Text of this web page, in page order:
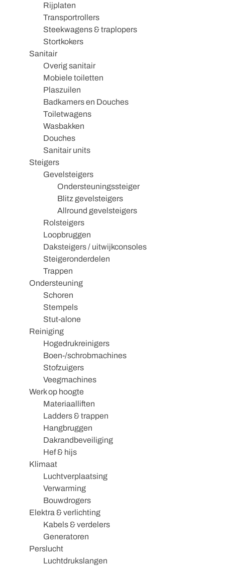
Rijplaten
Transportrollers
Steekwagens & traplopers
Stortkokers
Sanitair
Overig sanitair
Mobiele toiletten
Plaszuilen
Badkamers en Douches
Toiletwagens
Wasbakken
Douches
Sanitair units
Steigers
Gevelsteigers
Ondersteuningssteiger
Blitz gevelsteigers
Allround gevelsteigers
Rolsteigers
Loopbruggen
Daksteigers / uitwijkconsoles
Steigeronderdelen
Trappen
Ondersteuning
Schoren
Stempels
Stut-alone
Reiniging
Hogedrukreinigers
Boen-/schrobmachines
Stofzuigers
Veegmachines
Werk op hoogte
Materiaalliften
Ladders & trappen
Hangbruggen
Dakrandbeveiliging
Hef & hijs
Klimaat
Luchtverplaatsing
Verwarming
Bouwdrogers
Elektra & verlichting
Kabels & verdelers
Generatoren
Perslucht
Luchtdrukslangen